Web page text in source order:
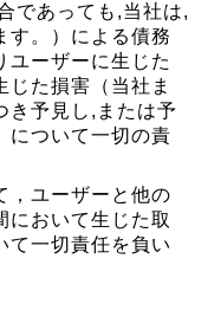
であっても,当社は,
す。）による債務
ユーザーに生じた
じた損害（当社ま
き予見し,または予
について一切の責
，ユーザーと他の
において生じた取
て一切責任を負い